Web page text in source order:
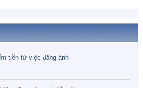
tiền từ việc đăng ảnh